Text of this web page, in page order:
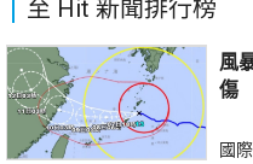
至 Hit 新聞排行榜
風
傷
國際